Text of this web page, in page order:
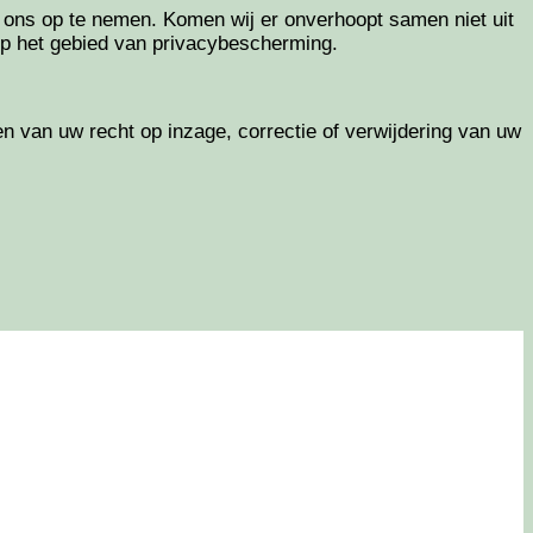
op te nemen. Komen wij er onverhoopt samen niet uit
het gebied van privacybescherming.
van uw recht op inzage, correctie of verwijdering van uw